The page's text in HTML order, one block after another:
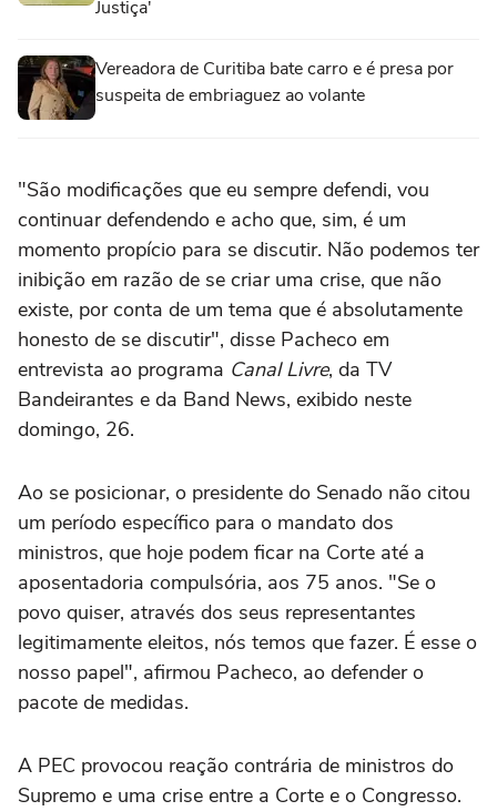
Justiça'
Vereadora de Curitiba bate carro e é presa por
suspeita de embriaguez ao volante
"São modificações que eu sempre defendi, vou
continuar defendendo e acho que, sim, é um
momento propício para se discutir. Não podemos ter
inibição em razão de se criar uma crise, que não
existe, por conta de um tema que é absolutamente
honesto de se discutir", disse Pacheco em
entrevista ao programa Canal Livre, da TV
Bandeirantes e da Band News, exibido neste
domingo, 26.
Ao se posicionar, o presidente do Senado não citou
um período específico para o mandato dos
ministros, que hoje podem ficar na Corte até a
aposentadoria compulsória, aos 75 anos. "Se o
povo quiser, através dos seus representantes
legitimamente eleitos, nós temos que fazer. É esse o
nosso papel", afirmou Pacheco, ao defender o
pacote de medidas.
A PEC provocou reação contrária de ministros do
Supremo e uma crise entre a Corte e o Congresso.